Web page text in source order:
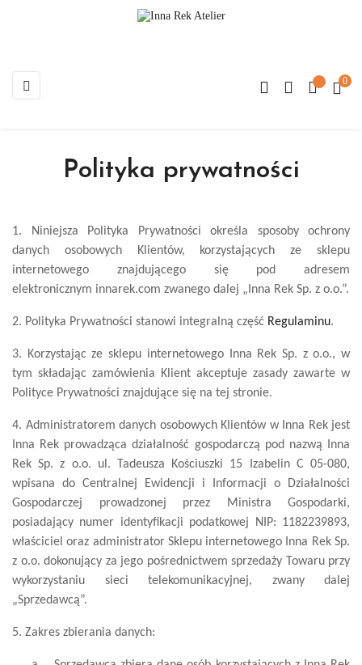
Toggle
navigation
☰ 0
Polityka prywatności
1. Niniejsza Polityka Prywatności określa sposoby ochrony
danych osobowych Klientów, korzystających ze sklepu
internetowego znajdującego się pod adresem
elektronicznym innarek.com zwanego dalej „Inna Rek Sp. z o.o.”.
2. Polityka Prywatności stanowi integralną część Regulaminu.
3. Korzystając ze sklepu internetowego Inna Rek Sp. z o.o., w
tym składając zamówienia Klient akceptuje zasady zawarte w
Polityce Prywatności znajdujące się na tej stronie.
4. Administratorem danych osobowych Klientów w Inna Rek jest
Inna Rek prowadząca działalność gospodarczą pod nazwą Inna
Rek Sp. z o.o. ul. Tadeusza Kościuszki 15 Izabelin C 05-080,
wpisana do Centralnej Ewidencji i Informacji o Działalności
Gospodarczej prowadzonej przez Ministra Gospodarki,
posiadający numer identyfikacji podatkowej NIP: 1182239893,
właściciel oraz administrator Sklepu internetowego Inna Rek Sp.
z o.o. dokonujący za jego pośrednictwem sprzedaży Towaru przy
wykorzystaniu sieci telekomunikacyjnej, zwany dalej
„Sprzedawcą”.
5. Zakres zbierania danych: